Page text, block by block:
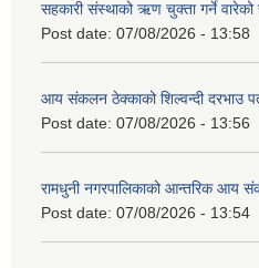
सहकारी संस्थाको ऋण चुक्ता गर्ने वारेको
Post date: 07/08/2026 - 13:58
आय संकलन ठेक्काको शिल्वन्दी दरभाउ
Post date: 07/08/2026 - 13:56
रामधुनी नगरपालिकाको आन्तरिक आय
Post date: 07/08/2026 - 13:54